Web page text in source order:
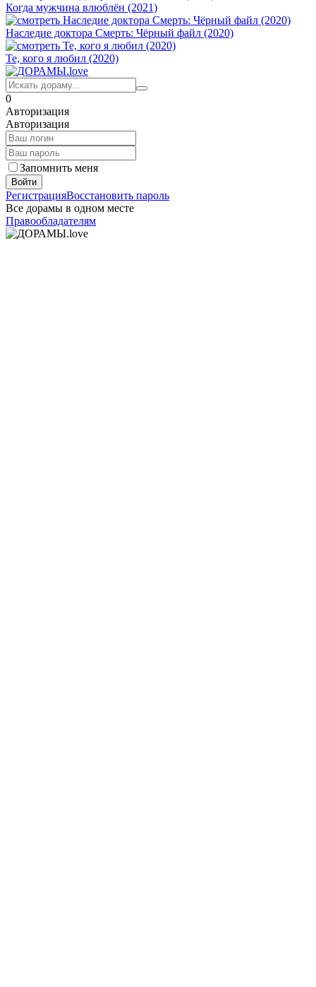
Когда мужчина влюблён (2021)
Наследие доктора Смерть: Чёрный файл (2020)
Те, кого я любил (2020)
0
Авторизация
Авторизация
Запомнить меня
Войти
РегистрацияВосстановить пароль
Все дорамы в одном месте
Правообладателям